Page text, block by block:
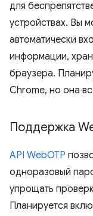
для
устройствах. Вы
автоматически
информации,
браузера.
Chrome, но она
Поддержка
API WebOTP
одноразовый
упрощать
Планируется